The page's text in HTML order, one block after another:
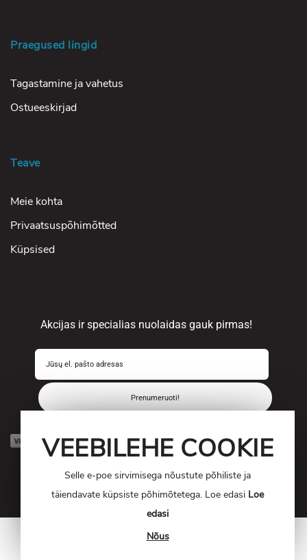
VEEBILEHE COOKIE
Selle e-poe sirvimisega nõustute põhiliste ja
täiendavate küpsiste põhimõtetega. Loe edasi Loe
edasi
Nõus
Praegused lingid
Tagastamine ja vahetus
Ostueeskirjad
Teave
Meie kohta
Privaatsuspõhimõtted
Küpsised
Akcijas ir specialias nuolaidas gauk pirmas!
Prenumeruoti!
© 2017-2023 OUTPRO. Kõik õigused kaitstud.